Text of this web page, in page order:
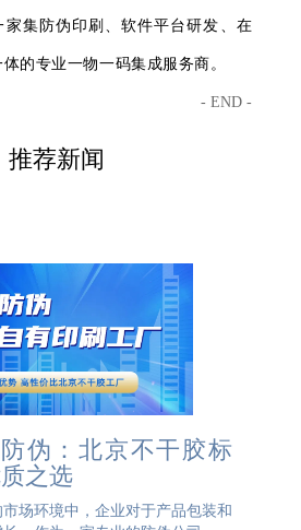
家集防伪印刷、软件平台研发、在
的专业一物一码集成服务商。
- END -
推荐新闻
伪：北京不干胶标
之选
场环境中，企业对于产品包装和